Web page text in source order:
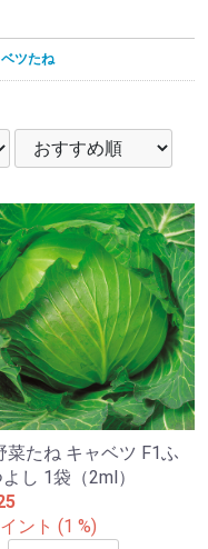
ツたね
菜たね キャベツ F1ふ
し 1袋（2ml）
ント (1 %)